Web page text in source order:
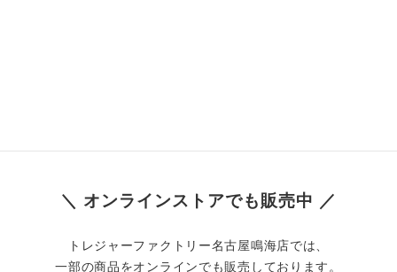
＼ オンラインストアでも販売中 ／
トレジャーファクトリー名古屋鳴海店では、
一部の商品をオンラインでも販売しております。